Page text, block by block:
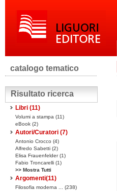
catalogo tematico
Risultato ricerca
Libri (11)
Volumi a stampa (11)
eBook (2)
Autori/Curatori (7)
Antonio Crocco (4)
Alfredo Sabetti (2)
Elisa Frauenfelder (1)
Fabio Troncarelli (1)
>> Mostra Tutti
Argomenti(11)
Filosofia moderna ... (238)